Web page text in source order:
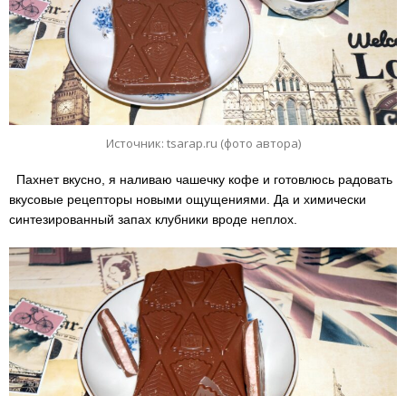
Источник: tsarap.ru (фото автора)
Пахнет вкусно, я наливаю чашечку кофе и готовлюсь радовать
вкусовые рецепторы новыми ощущениями. Да и химически
синтезированный запах клубники вроде неплох.